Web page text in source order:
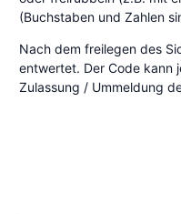
(Buchstaben und Zahlen
Nach dem freilegen des
entwertet. Der Code kann
Zulassung / Ummeldung